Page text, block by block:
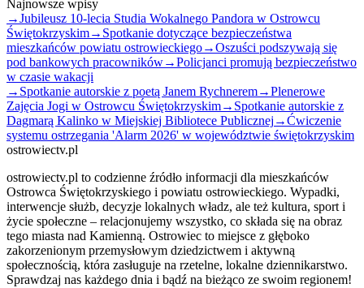
Najnowsze wpisy
→Jubileusz 10-lecia Studia Wokalnego Pandora w Ostrowcu
Świętokrzyskim→ Spotkanie dotyczące bezpieczeństwa
mieszkańców powiatu ostrowieckiego→Oszuści podszywają się
pod bankowych pracowników→Policjanci promują bezpieczeństwo
w czasie wakacji
→ Spotkanie autorskie z poetą Janem Rychnerem→Plenerowe
Zajęcia Jogi w Ostrowcu Świętokrzyskim→ Spotkanie autorskie z
Dagmarą Kalinko w Miejskiej Bibliotece Publicznej →Ćwiczenie
systemu ostrzegania 'Alarm 2026' w województwie świętokrzyskim
ostrowiectv.pl
ostrowiectv.pl to codzienne źródło informacji dla mieszkańców
Ostrowca Świętokrzyskiego i powiatu ostrowieckiego. Wypadki,
interwencje służb, decyzje lokalnych władz, ale też kultura, sport i
życie społeczne – relacjonujemy wszystko, co składa się na obraz
tego miasta nad Kamienną. Ostrowiec to miejsce z głęboko
zakorzenionym przemysłowym dziedzictwem i aktywną
społecznością, która zasługuje na rzetelne, lokalne dziennikarstwo.
Sprawdzaj nas każdego dnia i bądź na bieżąco ze swoim regionem!